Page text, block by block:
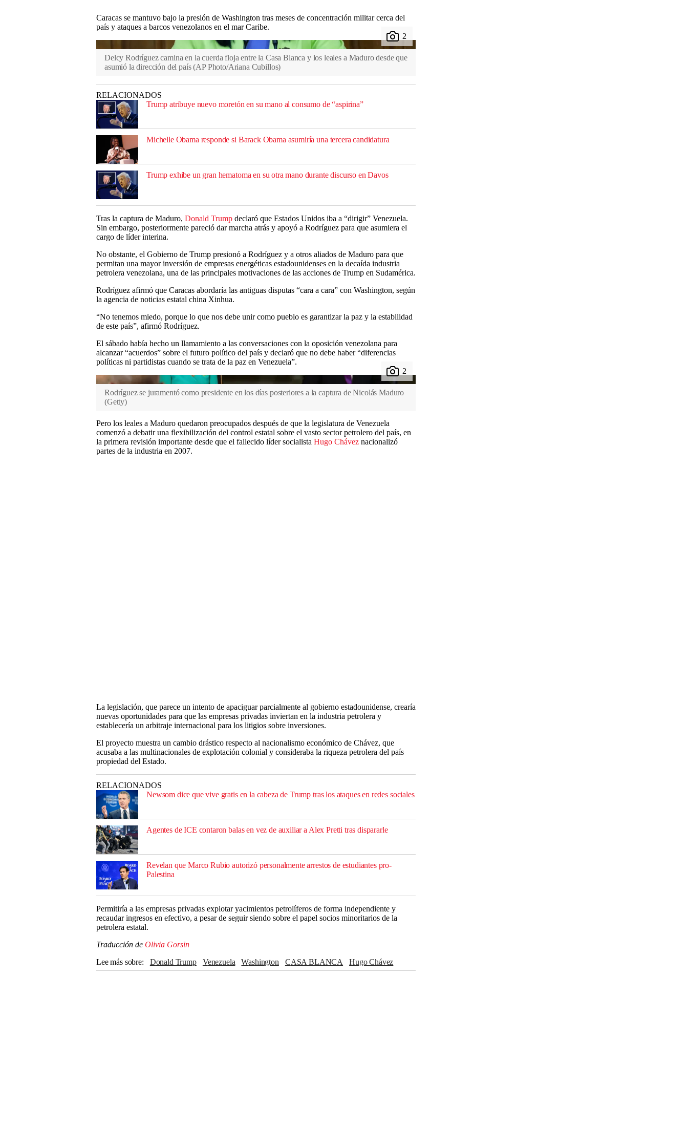
Caracas se mantuvo bajo la presión de Washington tras meses de concentración militar cerca del
país y ataques a barcos venezolanos en el mar Caribe.
Delcy Rodríguez camina en la cuerda floja entre la Casa Blanca y los leales a Maduro desde que
asumió la dirección del país (AP Photo/Ariana Cubillos)
RELACIONADOS
Trump atribuye nuevo moretón en su mano al consumo de “aspirina”
Michelle Obama responde si Barack Obama asumiría una tercera candidatura
Trump exhibe un gran hematoma en su otra mano durante discurso en Davos
Tras la captura de Maduro, Donald Trump declaró que Estados Unidos iba a “dirigir” Venezuela.
Sin embargo, posteriormente pareció dar marcha atrás y apoyó a Rodríguez para que asumiera el
cargo de líder interina.
No obstante, el Gobierno de Trump presionó a Rodríguez y a otros aliados de Maduro para que
permitan una mayor inversión de empresas energéticas estadounidenses en la decaída industria
petrolera venezolana, una de las principales motivaciones de las acciones de Trump en Sudamérica.
Rodríguez afirmó que Caracas abordaría las antiguas disputas “cara a cara” con Washington, según
la agencia de noticias estatal china Xinhua.
“No tenemos miedo, porque lo que nos debe unir como pueblo es garantizar la paz y la estabilidad
de este país”, afirmó Rodríguez.
El sábado había hecho un llamamiento a las conversaciones con la oposición venezolana para
alcanzar “acuerdos” sobre el futuro político del país y declaró que no debe haber “diferencias
políticas ni partidistas cuando se trata de la paz en Venezuela”.
Rodríguez se juramentó como presidente en los días posteriores a la captura de Nicolás Maduro
(Getty)
Pero los leales a Maduro quedaron preocupados después de que la legislatura de Venezuela
comenzó a debatir una flexibilización del control estatal sobre el vasto sector petrolero del país, en
la primera revisión importante desde que el fallecido líder socialista Hugo Chávez nacionalizó
partes de la industria en 2007.
La legislación, que parece un intento de apaciguar parcialmente al gobierno estadounidense, crearía
nuevas oportunidades para que las empresas privadas inviertan en la industria petrolera y
establecería un arbitraje internacional para los litigios sobre inversiones.
El proyecto muestra un cambio drástico respecto al nacionalismo económico de Chávez, que
acusaba a las multinacionales de explotación colonial y consideraba la riqueza petrolera del país
propiedad del Estado.
RELACIONADOS
Newsom dice que vive gratis en la cabeza de Trump tras los ataques en redes sociales
Agentes de ICE contaron balas en vez de auxiliar a Alex Pretti tras dispararle
Revelan que Marco Rubio autorizó personalmente arrestos de estudiantes pro-
Palestina
Permitiría a las empresas privadas explotar yacimientos petrolíferos de forma independiente y
recaudar ingresos en efectivo, a pesar de seguir siendo sobre el papel socios minoritarios de la
petrolera estatal.
Traducción de Olivia Gorsin
Lee más sobre
Donald Trump Venezuela Washington CASA BLANCA Hugo Chávez